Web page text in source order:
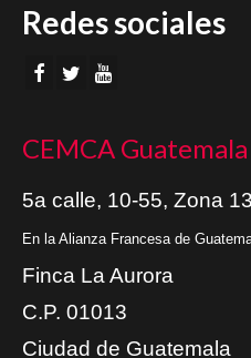
Redes sociales
CEMCA Guatemala
5a calle, 10-55, Zona 13
En la Alianza Francesa de
Finca La Aurora
C.P. 01013
Ciudad de Guatemala